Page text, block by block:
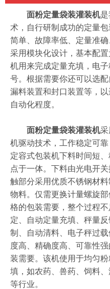
面粉定量袋装灌装机是
术，自行研制成功的定量
简单、故障率低、定量准
采用模块化设计，基本配
机用来完成定量充填，电
号。根据需要你还可以选
漏料装置和封口装置等，
自动化程度。
面粉定量袋装灌装机采
机驱动技术，工作稳定可
定容式包装机下料时间短
点于一体。下料由光电开
触部分采用优质不锈钢材
物料。仅需更换计量螺旋
格的包装需要，整个过程
定、自动定量充填、秤量
制、自动清料、电子秤过
度高、精确度高、可靠性
装需要。该机使用于均匀
填，如农药、兽药、饲料
等行业。